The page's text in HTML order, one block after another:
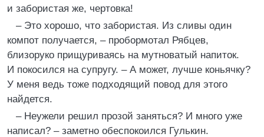
и забористая же, чертовка!
– Это хорошо, что забористая. Из сливы один
компот получается, – пробормотал Рябцев,
близоруко прищуриваясь на мутноватый напиток.
И покосился на супругу. – А может, лучше коньячку?
У меня ведь тоже подходящий повод для этого
найдется.
– Неужели решил прозой заняться? И много уже
написал? – заметно обеспокоился Гулькин.